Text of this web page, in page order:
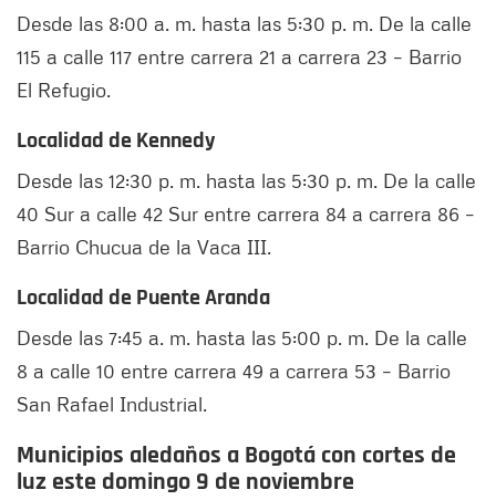
Desde las 8:00 a. m. hasta las 5:30 p. m. De la calle
115 a calle 117 entre carrera 21 a carrera 23 – Barrio
El Refugio.
Localidad de Kennedy
Desde las 12:30 p. m. hasta las 5:30 p. m. De la calle
40 Sur a calle 42 Sur entre carrera 84 a carrera 86 –
Barrio Chucua de la Vaca III.
Localidad de Puente Aranda
Desde las 7:45 a. m. hasta las 5:00 p. m. De la calle
8 a calle 10 entre carrera 49 a carrera 53 – Barrio
San Rafael Industrial.
Municipios aledaños a Bogotá con cortes de
luz este domingo 9 de noviembre